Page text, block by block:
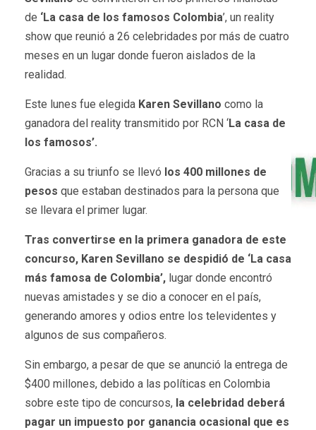
de ‘La casa de los famosos Colombia’, un reality
show que reunió a 26 celebridades por más de cuatro
meses en un lugar donde fueron aislados de la
realidad.
Este lunes fue elegida Karen Sevillano como la
ganadora del reality transmitido por RCN ‘La casa de
los famosos’.
Gracias a su triunfo se llevó los 400 millones de
pesos que estaban destinados para la persona que
se llevara el primer lugar.
Tras convertirse en la primera ganadora de este
concurso, Karen Sevillano se despidió de ‘La casa
más famosa de Colombia’, lugar donde encontró
nuevas amistades y se dio a conocer en el país,
generando amores y odios entre los televidentes y
algunos de sus compañeros.
Sin embargo, a pesar de que se anunció la entrega de
$400 millones, debido a las políticas en Colombia
sobre este tipo de concursos, la celebridad deberá
pagar un impuesto por ganancia ocasional que es